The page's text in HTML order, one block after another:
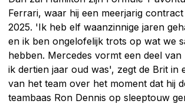
Ferrari, waar hij een meerjarig
2025. 'Ik heb elf waanzinnige jaren
en ik ben ongelofelijk trots op wat we
hebben. Mercedes vormt een deel van
ik dertien jaar oud was', zegt de Brit in
van het team over het moment dat hij
teambaas Ron Dennis op sleeptouw